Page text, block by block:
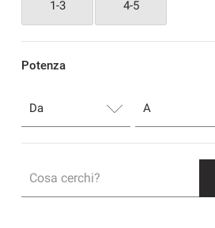
1-3 4-5
Potenza
Cosa cerchi?